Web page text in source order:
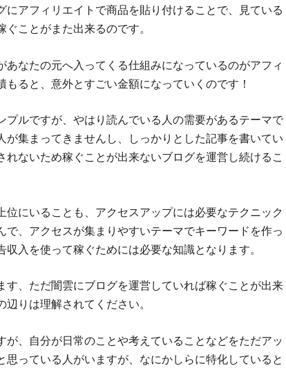
にアフィリエイトで商品を貼り付けることで、見ている
ことがまた出来るのです。
あなたの元へ入ってくる仕組みになっているのがアフィ
もると、意外とすごい金額になっていくのです！
プルですが、やはり読んでいる人の需要があるテーマで
が集まってきませんし、しっかりとした記事を書いてい
れないため稼ぐことが出来ないブログを運営し続けるこ
位にいることも、アクセスアップには必要なテクニック
で、アクセスが集まりやすいテーマでキーワードを作っ
入を使って稼ぐためには必要な知識となります。
す、ただ闇雲にブログを運営していれば稼ぐことが出来
りは理解されてください。
が、自分が日常のことや考えていることなどをただアッ
思っている人がいますが、なにかしらに特化していると